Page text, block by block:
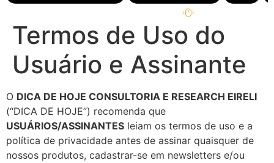
Termos de Uso do
Usuário e Assinante
O DICA DE HOJE CONSULTORIA E RESEARCH EIRELI
(“DICA DE HOJE”) recomenda que
USUÁRIOS/ASSINANTES leiam os termos de uso e a
política de privacidade antes de assinar quaisquer de
nossos produtos, cadastrar-se em newsletters e/ou